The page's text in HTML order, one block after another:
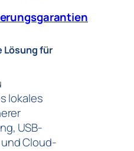
Lösung für
lokales
USB-
Cloud-